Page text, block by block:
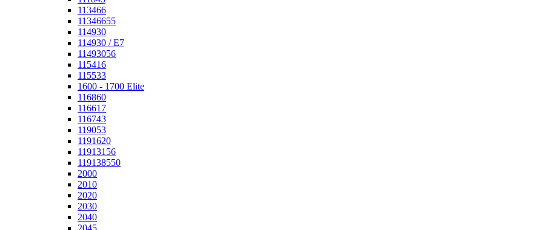
113466
11346655
114930
114930 / E7
11493056
115416
115533
1600 - 1700 Elite
116860
116617
116743
119053
1191620
11913156
119138550
2000
2010
2020
2030
2040